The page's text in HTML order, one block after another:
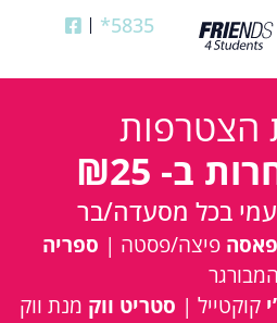
5835*
הצטרפות
ב- ₪25
בכל מסעדה/בר
פיצה/פסטה | ספריה
המבורגר
קוקטייל | סטריט ווק מנת ווק